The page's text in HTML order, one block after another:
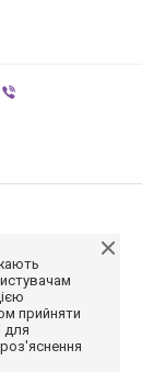
прийняти
для